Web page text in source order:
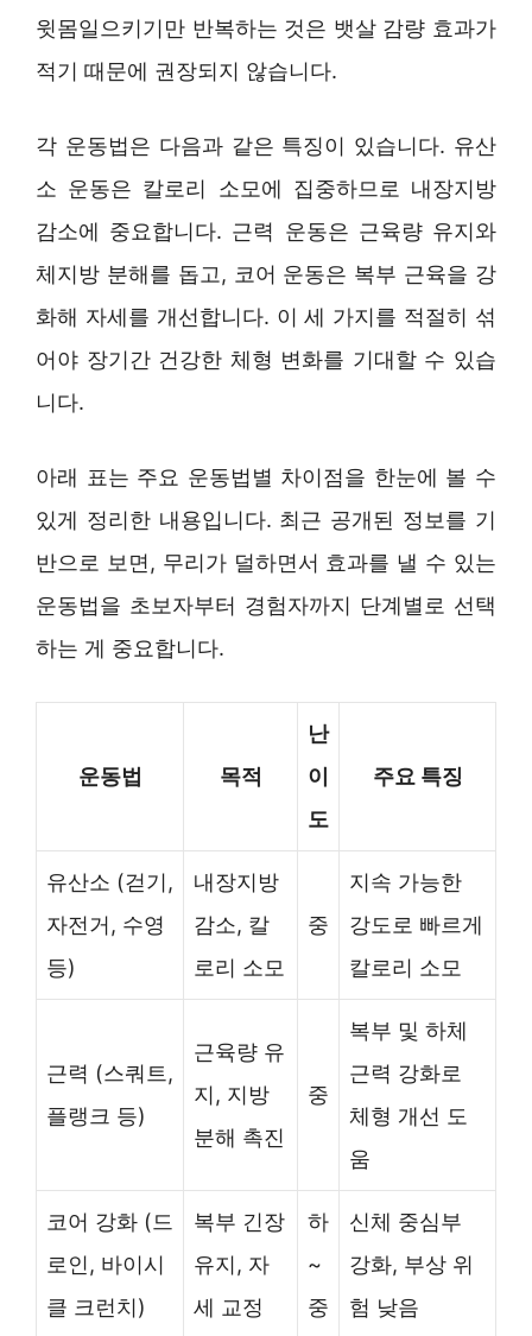
윗몸일으키기만 반복하는 것은 뱃살 감량 효과가
적기 때문에 권장되지 않습니다.
각 운동법은 다음과 같은 특징이 있습니다. 유산
소 운동은 칼로리 소모에 집중하므로 내장지방
감소에 중요합니다. 근력 운동은 근육량 유지와
체지방 분해를 돕고, 코어 운동은 복부 근육을 강
화해 자세를 개선합니다. 이 세 가지를 적절히 섞
어야 장기간 건강한 체형 변화를 기대할 수 있습
니다.
아래 표는 주요 운동법별 차이점을 한눈에 볼 수
있게 정리한 내용입니다. 최근 공개된 정보를 기
반으로 보면, 무리가 덜하면서 효과를 낼 수 있는
운동법을 초보자부터 경험자까지 단계별로 선택
하는 게 중요합니다.
운동법 목적
난
이
도
주요 특징
유산소 (걷기,
자전거, 수영
등)
내장지방
감소, 칼
로리 소모
중
지속 가능한
강도로 빠르게
칼로리 소모
근력 (스쿼트,
플랭크 등)
근육량 유
지, 지방
분해 촉진
중
복부 및 하체
근력 강화로
체형 개선 도
움
코어 강화 (드
로인, 바이시
클 크런치)
복부 긴장
유지, 자
세 교정
하
~
중
신체 중심부
강화, 부상 위
험 낮음